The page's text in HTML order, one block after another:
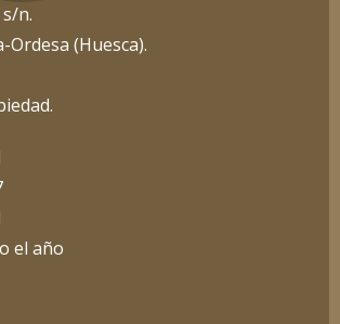
n.
Ordesa (Huesca).
el año